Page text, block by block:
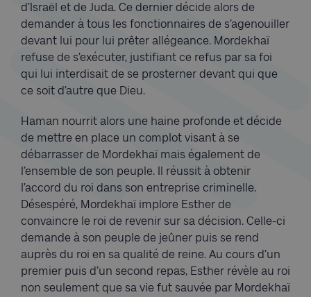
d’Israël et de Juda. Ce dernier décide alors de
demander à tous les fonctionnaires de s’agenouiller
devant lui pour lui prêter allégeance. Mordekhaï
refuse de s’exécuter, justifiant ce refus par sa foi
qui lui interdisait de se prosterner devant qui que
ce soit d’autre que Dieu.
Haman nourrit alors une haine profonde et décide
de mettre en place un complot visant à se
débarrasser de Mordekhaï mais également de
l’ensemble de son peuple. Il réussit à obtenir
l’accord du roi dans son entreprise criminelle.
Désespéré, Mordekhaï implore Esther de
convaincre le roi de revenir sur sa décision. Celle-ci
demande à son peuple de jeûner puis se rend
auprès du roi en sa qualité de reine. Au cours d’un
premier puis d’un second repas, Esther révèle au roi
non seulement que sa vie fut sauvée par Mordekhaï